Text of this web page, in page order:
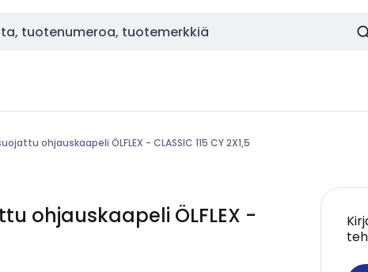
ohjauskaapeli ÖLFLEX - CLASSIC 115 CY 2X1,5
ohjauskaapeli ÖLFLEX -